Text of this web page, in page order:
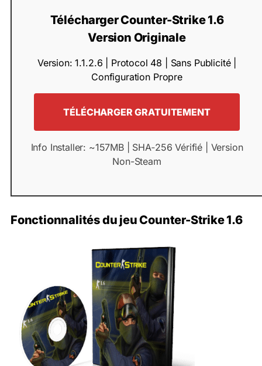
Télécharger Counter-Strike 1.6
Version Originale
Version: 1.1.2.6 | Protocol 48 | Sans Publicité |
Configuration Propre
TÉLÉCHARGER GRATUITEMENT
Info Installer: ~157MB | SHA‑256 Vérifié | Version
Non-Steam
Fonctionnalités du jeu Counter-Strike 1.6